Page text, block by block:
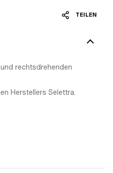
TEILEN
rechtsdrehenden
Herstellers Selettra.